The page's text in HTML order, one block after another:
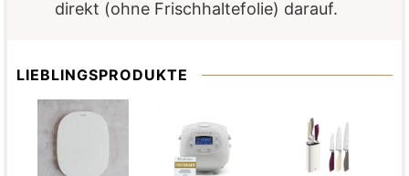
direkt (ohne Frischhaltefolie) darauf.
LIEBLINGSPRODUKTE